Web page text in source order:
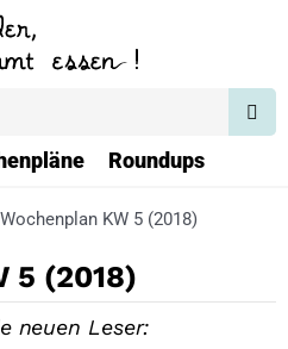
Roundups
Wochenplan KW 5 (2018)
5 (2018)
neuen Leser: